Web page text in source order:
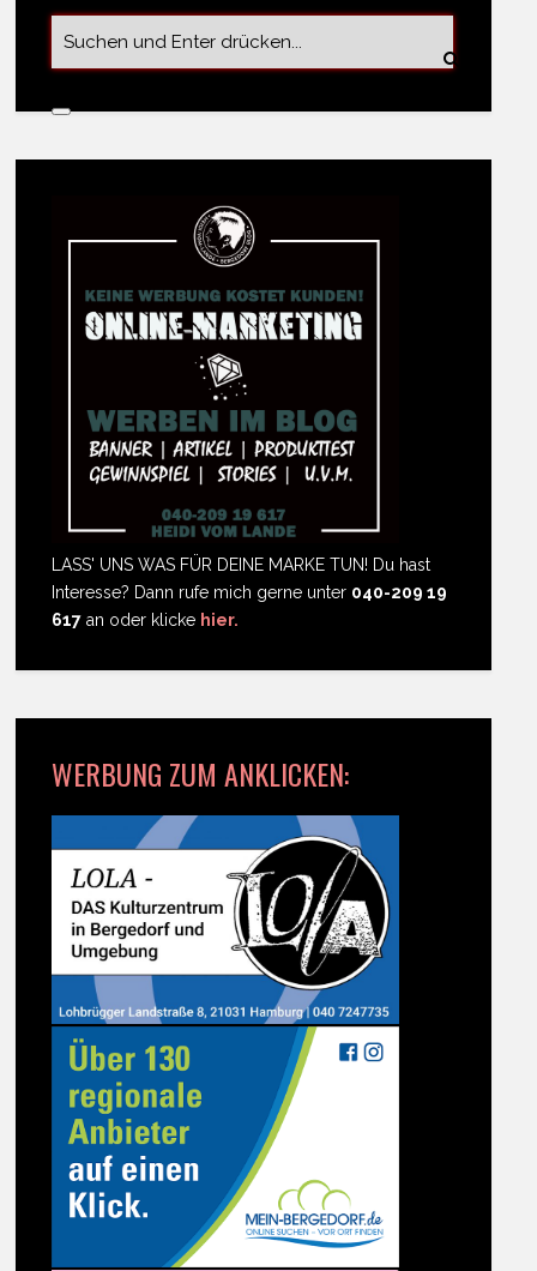
LASS' UNS WAS FÜR DEINE MARKE TUN! Du hast
Interesse? Dann rufe mich gerne unter 040-209 19
617 an oder klicke hier.
WERBUNG ZUM ANKLICKEN: